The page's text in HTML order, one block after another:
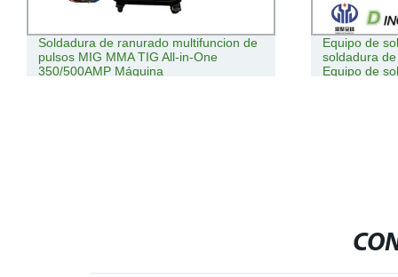
Soldadura de ranurado multifuncion de
pulsos MIG MMA TIG All-in-One
350/500AMP Máquina
Equipo de
soldadura
Equipo de